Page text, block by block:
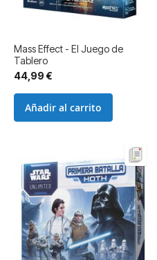
Mass Effect - El Juego de
Tablero
44,99 €
Añadir al carrito